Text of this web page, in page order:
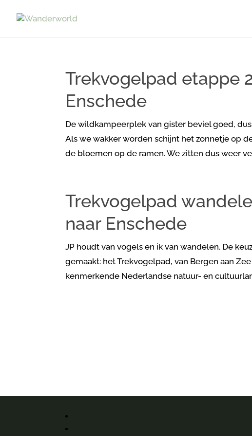
Trekvogelpad etappe
Enschede
De wildkampeerplek van gister beviel goed,
Als we wakker worden schijnt het zonnetje op
de bloemen op de ramen. We zitten dus weer
Trekvogelpad
naar Enschede
JP houdt van vogels en ik van wandelen. De
gemaakt: het Trekvogelpad, van Bergen aan
kenmerkende Nederlandse natuur- en